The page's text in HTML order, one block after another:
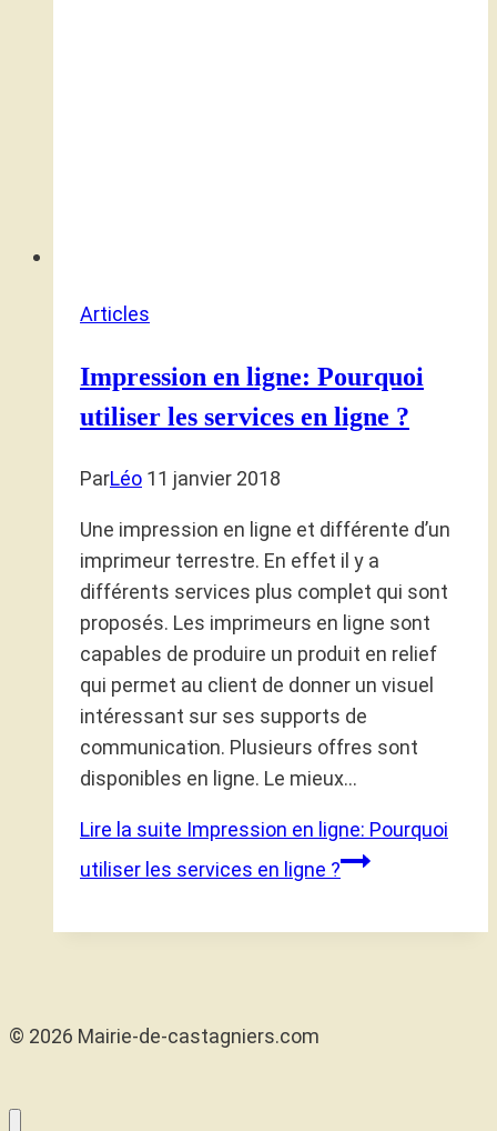
Articles
Impression en ligne: Pourquoi
utiliser les services en ligne ?
ParLéo 11 janvier 2018
Une impression en ligne et différente d’un
imprimeur terrestre. En effet il y a
différents services plus complet qui sont
proposés. Les imprimeurs en ligne sont
capables de produire un produit en relief
qui permet au client de donner un visuel
intéressant sur ses supports de
communication. Plusieurs offres sont
disponibles en ligne. Le mieux…
Lire la suite Impression en ligne: Pourquoi
utiliser les services en ligne ?
© 2026 Mairie-de-castagniers.com